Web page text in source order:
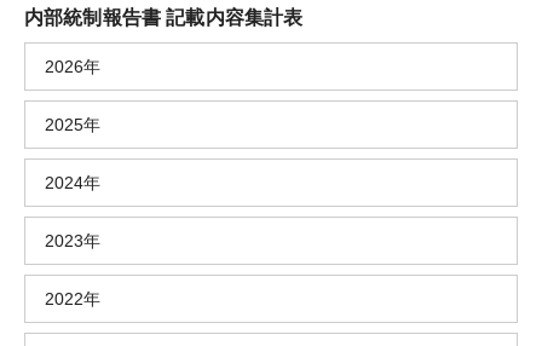
内部統制報告書 記載内容集計表
2026年
2025年
2024年
2023年
2022年